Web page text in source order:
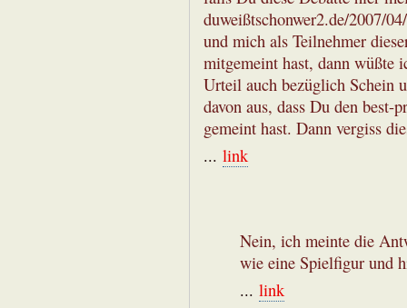
duweißtschonwer2.de/2007/
und mich als Teilnehmer
mitgemeint hast, dann wüßte
Urteil auch bezüglich Schein
davon aus, dass Du den best-
gemeint hast. Dann vergiss
... link
Nein, ich meinte die
wie eine Spielfigur und
... link